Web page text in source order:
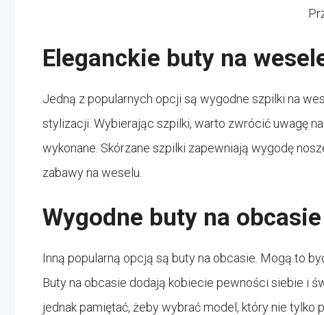
Eleganckie buty na
Jedną z popularnych opcji są wygodne szpilki na
stylizacji. Wybierając szpilki, warto zwrócić uwagę
wykonane. Skórzane szpilki zapewniają wygodę
zabawy na weselu.
Wygodne buty na
Inną popularną opcją są buty na obcasie. Mogą to
Buty na obcasie dodają kobiecie pewności siebie i
jednak pamiętać, żeby wybrać model, który nie